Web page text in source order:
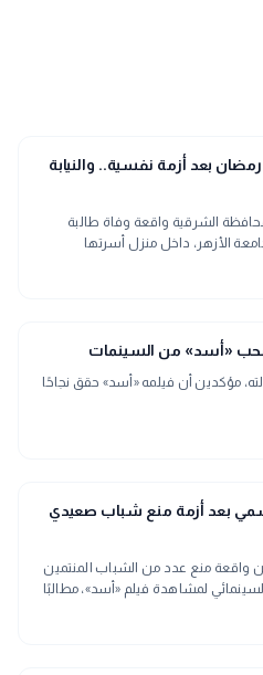
بعد أزمة نفسية.. والنيابة
الشرقية واقعة وفاة طالبة
الأزهر، داخل منزل أسرتها
«أسد» من السينمات
مؤكدين أن فيلمه «أسد» حقق نجاحًا
بعد أزمة منع شباب صعيدي
واقعة منع عدد من الشباب المنتمين
لمشاهدة فيلم «أسد»، مطالبًا
انتشار الواقعة على مواقع التواصل